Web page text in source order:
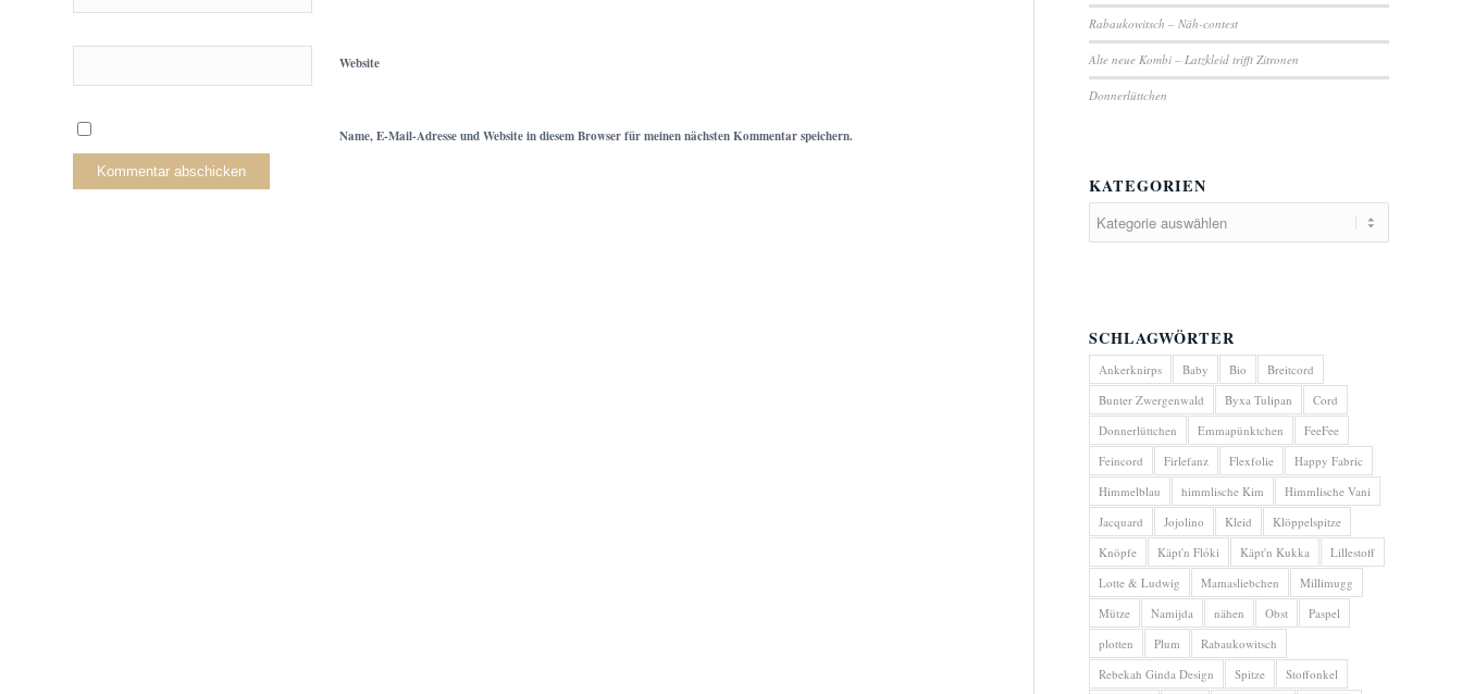
Website
Name, E-Mail-Adresse und Website in diesem Browser für meinen nächsten Kommentar speichern.
Rabaukowitsch – Näh-contest
Alte neue Kombi – Latzkleid trifft Zitronen
Donnerlüttchen
KATEGORIEN
SCHLAGWÖRTER
Ankerknirps Baby Bio
Breitcord
Bunter Zwergenwald
Byxa Tulipan
Cord
Donnerlüttchen
Emmapünktchen
FeeFee
Feincord
Firlefanz Flexfolie
Happy Fabric
Himmelblau
himmlische Kim
Himmlische Vani
Jacquard
Jojolino Kleid
Klöppelspitze
Knöpfe
Käpt'n Flóki Käpt'n Kukka
Lillestoff
Lotte & Ludwig
Mamasliebchen
Millimugg
Mütze
Namijda nähen Obst
Paspel
plotten
Plum
Rabaukowitsch
Rebekah Ginda Design
Spitze
Stoffonkel